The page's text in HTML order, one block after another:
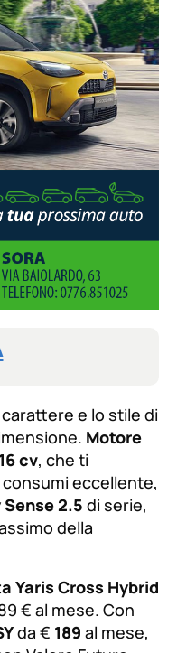
Aumentar
de
fuente.
e lo stile di
Motore
cv, che ti
eccellente,
2.5 di serie,
della
Yaris Cross Hybrid
€ al mese. Con
da € 189 al mese,